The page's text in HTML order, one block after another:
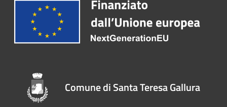
Comune di Santa Teresa Gallura